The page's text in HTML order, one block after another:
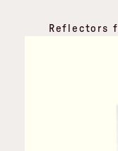
Reflectors